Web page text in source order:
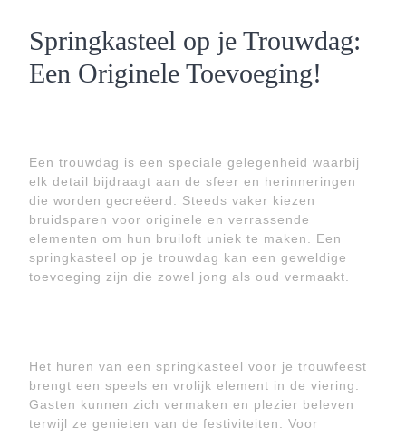
Springkasteel op je Trouwdag:
Een Originele Toevoeging!
Een trouwdag is een speciale gelegenheid waarbij
elk detail bijdraagt aan de sfeer en herinneringen
die worden gecreëerd. Steeds vaker kiezen
bruidsparen voor originele en verrassende
elementen om hun bruiloft uniek te maken. Een
springkasteel op je trouwdag kan een geweldige
toevoeging zijn die zowel jong als oud vermaakt.
Het huren van een springkasteel voor je trouwfeest
brengt een speels en vrolijk element in de viering.
Gasten kunnen zich vermaken en plezier beleven
terwijl ze genieten van de festiviteiten. Voor